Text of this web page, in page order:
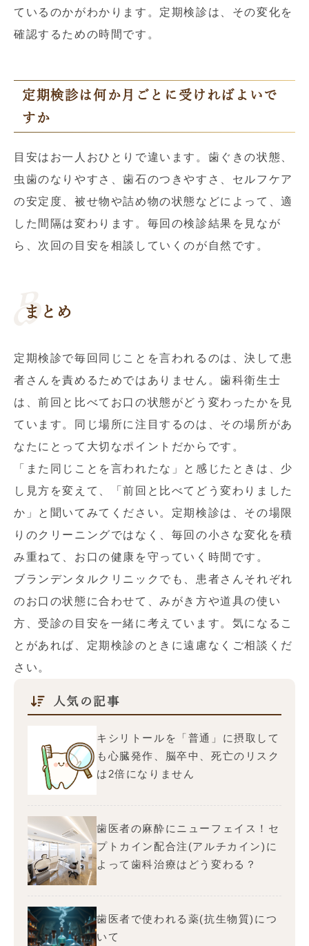
ているのかがわかります。定期検診は、その変化を
確認するための時間です。
定期検診は何か月ごとに受ければよいで
すか
目安はお一人おひとりで違います。歯ぐきの状態、
虫歯のなりやすさ、歯石のつきやすさ、セルフケア
の安定度、被せ物や詰め物の状態などによって、適
した間隔は変わります。毎回の検診結果を見なが
ら、次回の目安を相談していくのが自然です。
まとめ
定期検診で毎回同じことを言われるのは、決して患
者さんを責めるためではありません。歯科衛生士
は、前回と比べてお口の状態がどう変わったかを見
ています。同じ場所に注目するのは、その場所があ
なたにとって大切なポイントだからです。
「また同じことを言われたな」と感じたときは、少
し見方を変えて、「前回と比べてどう変わりました
か」と聞いてみてください。定期検診は、その場限
りのクリーニングではなく、毎回の小さな変化を積
み重ねて、お口の健康を守っていく時間です。
ブランデンタルクリニックでも、患者さんそれぞれ
のお口の状態に合わせて、みがき方や道具の使い
方、受診の目安を一緒に考えています。気になるこ
とがあれば、定期検診のときに遠慮なくご相談くだ
さい。
人気の記事
キシリトールを「普通」に摂取して
も心臓発作、脳卒中、死亡のリスク
は2倍になりません
歯医者の麻酔にニューフェイス！セ
プトカイン配合注(アルチカイン)に
よって歯科治療はどう変わる？
歯医者で使われる薬(抗生物質)につ
いて